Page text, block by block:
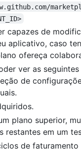
capazes de
aplicativo, caso
ofereça
ver as
de
plano superior,
restantes em um
de faturamento